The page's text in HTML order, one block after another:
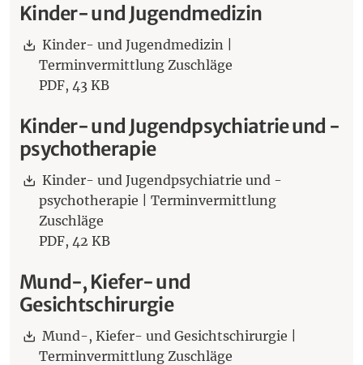
Kinder- und Jugendmedizin
Download:
Kinder- und Jugendmedizin |
Terminvermittlung Zuschläge
PDF, 43 KB
Kinder- und Jugendpsychiatrie und -
psychotherapie
Download:
Kinder- und Jugendpsychiatrie und -
psychotherapie | Terminvermittlung
Zuschläge
PDF, 42 KB
Mund-, Kiefer- und
Gesichtschirurgie
Download:
Mund-, Kiefer- und Gesichtschirurgie |
Terminvermittlung Zuschläge